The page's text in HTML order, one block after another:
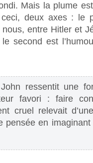
Mais la plume
deux axes : le
entre Hitler et
second est
John ressentit une
favori : faire
cruel relevait
pensée en